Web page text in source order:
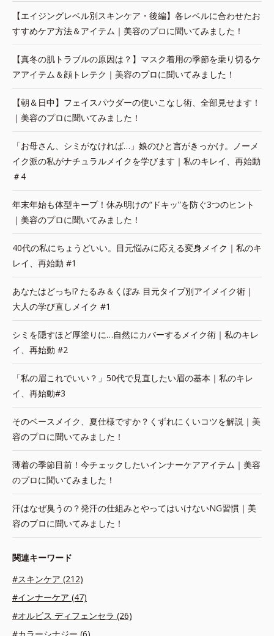
【エイジングレベル別スキンケア・後編】各レベルに合わせたお
すすめケア方法＆アイテム｜美容のプロに聞いてみました！
【真冬の肌トラブルの原因は？】マスク着用の季節を乗り切るケ
アアイテム＆顔トレテク｜美容のプロに聞いてみました！
【朝＆日中】フェイスパウダーの使いこなし術、全部見せます！
｜美容のプロに聞いてみました！
「お母さん、シミがなければ…」娘のひと言がきっかけ。ノーメ
イク派の私がナチュラルメイクを学びます｜私のキレイ、再始動
＃4
年末年始も体型キープ！休み明けの“ドキッ”を防ぐ3つのヒント
｜美容のプロに聞いてみました！
40代の私にちょうどいい。目元悩みに応える変身メイク｜私のキ
レイ、再始動 #1
あなたはどっち!? たるみ＆くぼみ 目元タイプ別アイメイク術｜
大人の学び直しメイク #1
シミを隠すほど厚塗りに…自然にカバーするメイク術｜私のキレ
イ、再始動 #2
「私の眉これでいい？」50代で見直したい眉の基本｜私のキレ
イ、再始動#3
そのベースメイク、夏仕様ですか？くずれにくいコツを解説｜美
容のプロに聞いてみました！
薄着の季節目前！今チェックしたいインナーケアアイテム｜美容
のプロに聞いてみました！
汗はなぜ臭うの？発汗の仕組みとやってはいけないNG習慣｜美
容のプロに聞いてみました！
関連キーワード
#スキンケア (212)
#インナーケア (47)
#オルビス ディフェンセラ (26)
#カラーシナジー (6)